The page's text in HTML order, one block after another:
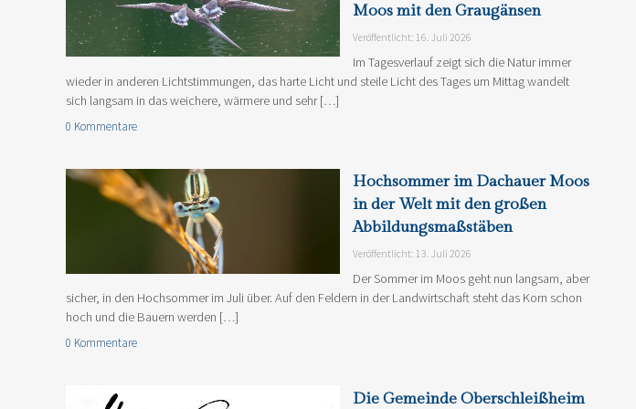
Moos mit den Graugänsen
Veröffentlicht: 16. Juli 2026
Im Tagesverlauf zeigt sich die Natur immer
wieder in anderen Lichtstimmungen, das harte Licht und steile Licht des Tages um Mittag wandelt
sich langsam in das weichere, wärmere und sehr […]
0 Kommentare
Hochsommer im Dachauer Moos
in der Welt mit den großen
Abbildungsmaßstäben
Veröffentlicht: 13. Juli 2026
Der Sommer im Moos geht nun langsam, aber
sicher, in den Hochsommer im Juli über. Auf den Feldern in der Landwirtschaft steht das Korn schon
hoch und die Bauern werden […]
0 Kommentare
Die Gemeinde Oberschleißheim